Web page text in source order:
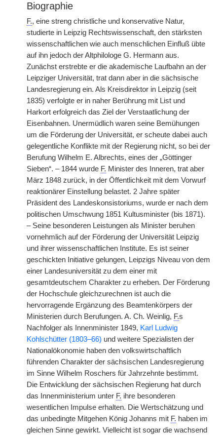
Biographie
F., eine streng christliche und konservative Natur,
studierte in Leipzig Rechtswissenschaft, den stärksten
wissenschaftlichen wie auch menschlichen Einfluß übte
auf ihn jedoch der Altphilologe G. Hermann aus.
Zunächst erstrebte er die akademische Laufbahn an der
Leipziger Universität, trat dann aber in die sächsische
Landesregierung ein. Als Kreisdirektor in Leipzig (seit
1835) verfolgte er in naher Berührung mit List und
Harkort erfolgreich das Ziel der Verstaatlichung der
Eisenbahnen. Unermüdlich waren seine Bemühungen
um die Förderung der Universität, er scheute dabei auch
gelegentliche Konflikte mit der Regierung nicht, so bei der
Berufung Wilhelm E. Albrechts, eines der „Göttinger
Sieben“. – 1844 wurde F. Minister des Inneren, trat aber
März 1848 zurück, in der Öffentlichkeit mit dem Vorwurf
reaktionärer Einstellung belastet. 2 Jahre später
Präsident des Landeskonsistoriums, wurde er nach dem
politischen Umschwung 1851 Kultusminister (bis 1871).
– Seine besonderen Leistungen als Minister beruhen
vornehmlich auf der Förderung der Universität Leipzig
und ihrer wissenschaftlichen Institute. Es ist seiner
geschickten Initiative gelungen, Leipzigs Niveau von dem
einer Landesuniversität zu dem einer mit
gesamtdeutschem Charakter zu erheben. Der Förderung
der Hochschule gleichzurechnen ist auch die
hervorragende Ergänzung des Beamtenkörpers der
Ministerien durch Berufungen. A. Ch. Weinlig, F.s
Nachfolger als Innenminister 1849, Karl Ludwig
Kohlschütter (1803–66) und weitere Spezialisten der
Nationalökonomie haben den volkswirtschaftlich
führenden Charakter der sächsischen Landesregierung
im Sinne Wilhelm Roschers für Jahrzehnte bestimmt.
Die Entwicklung der sächsischen Regierung hat durch
das Innenministerium unter F. ihre besonderen
wesentlichen Impulse erhalten. Die Wertschätzung und
das unbedingte Mitgehen König Johanns mit F. haben im
gleichen Sinne gewirkt. Vielleicht ist sogar die wachsend